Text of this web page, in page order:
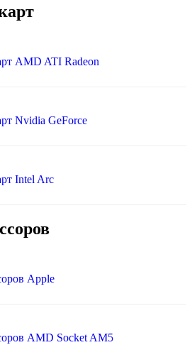
AMD ATI Radeon
Nvidia GeForce
Intel Arc
Apple
AMD Socket AM5